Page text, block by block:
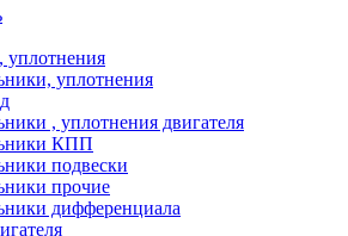
уплотнения
уплотнения
, уплотнения двигателя
КПП
подвески
прочие
дифференциала